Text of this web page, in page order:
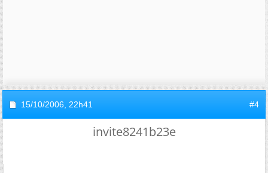
15/10/2006, 22h41 #4
invite8241b23e